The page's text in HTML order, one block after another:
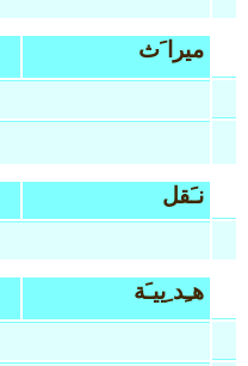
ميرا َث
نـَقل
هـِد ِييـَة